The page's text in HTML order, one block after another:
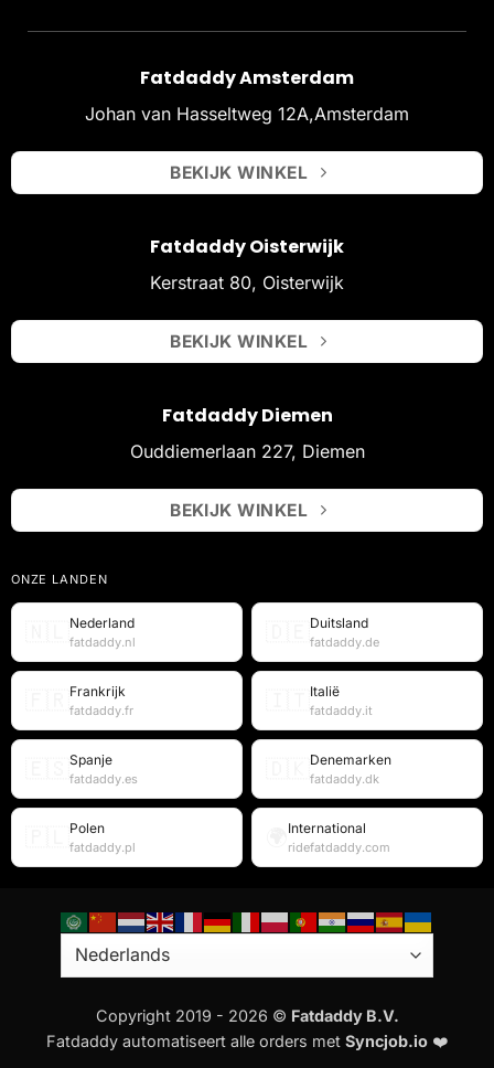
Fatdaddy Amsterdam
Johan van Hasseltweg 12A,Amsterdam
BEKIJK WINKEL
Fatdaddy Oisterwijk
Kerstraat 80, Oisterwijk
BEKIJK WINKEL
Fatdaddy Diemen
Ouddiemerlaan 227, Diemen
BEKIJK WINKEL
ONZE LANDEN
Nederland
fatdaddy.nl
Duitsland
fatdaddy.de
Frankrijk
fatdaddy.fr
Italië
fatdaddy.it
Spanje
fatdaddy.es
Denemarken
fatdaddy.dk
Polen
fatdaddy.pl
International
ridefatdaddy.com
Copyright 2019 - 2026 © Fatdaddy B.V.
Fatdaddy automatiseert alle orders met Syncjob.io ❤️